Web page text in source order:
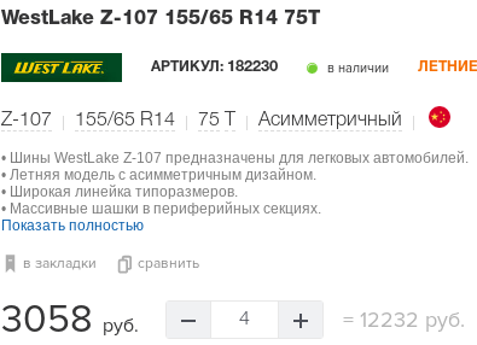
WestLake Z-107 155/65 R14 75T
АРТИКУЛ: 182230 в наличии ЛЕТНИЕ
Z-107 155/65 R14 75 Асимметричный
• Шины WestLake Z-107 предназначены для легковых автомобилей.
• Летняя модель с асимметричным дизайном.
• Широкая линейка типоразмеров.
• Массивные шашки в периферийных секциях.
Показать полностью
в закладки сравнить
3058 руб. 4 = 12232 руб.